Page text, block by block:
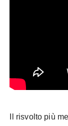
Il risvolto più